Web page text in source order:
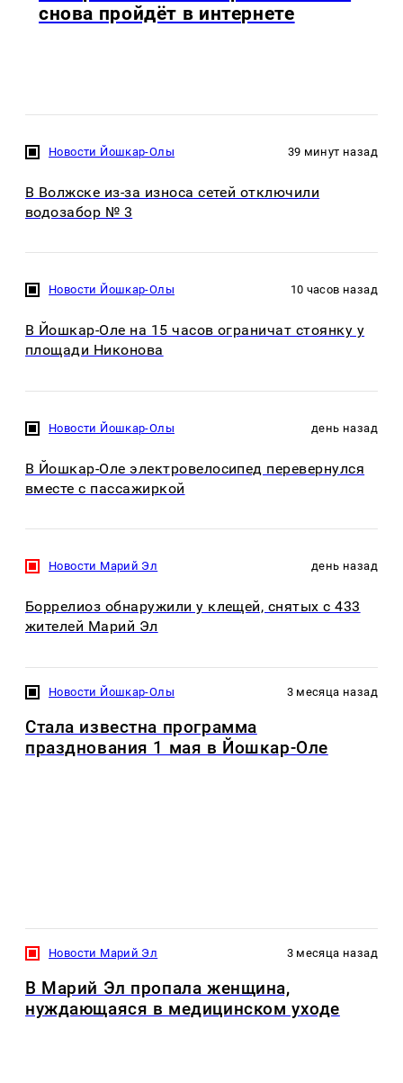
снова пройдёт в интернете
Новости Йошкар-Олы 39 минут назад
В Волжске из-за износа сетей отключили
водозабор № 3
Новости Йошкар-Олы 10 часов назад
В Йошкар-Оле на 15 часов ограничат стоянку у
площади Никонова
Новости Йошкар-Олы день назад
В Йошкар-Оле электровелосипед перевернулся
вместе с пассажиркой
Новости Марий Эл день назад
Боррелиоз обнаружили у клещей, снятых с 433
жителей Марий Эл
Новости Йошкар-Олы 3 месяца назад
Стала известна программа
празднования 1 мая в Йошкар-Оле
Новости Марий Эл 3 месяца назад
В Марий Эл пропала женщина,
нуждающаяся в медицинском уходе